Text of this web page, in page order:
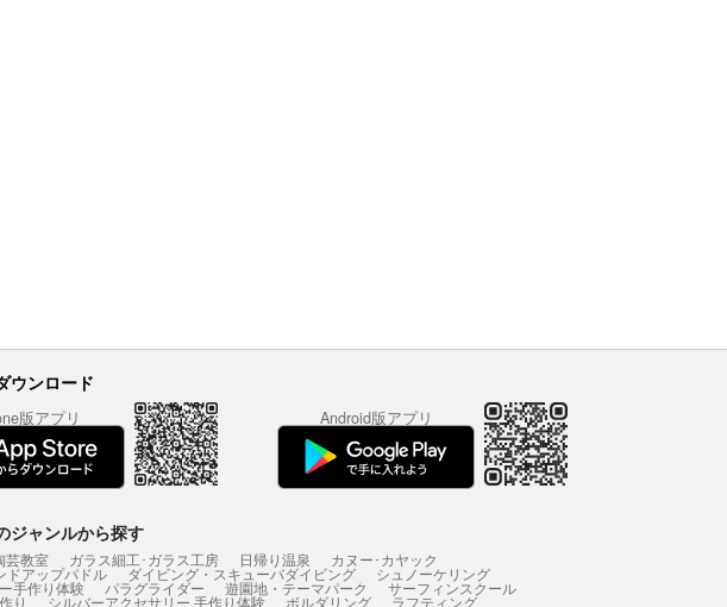
ウンロード
版アプリ Android版アプリ
ジャンルから探す
芸教室 ガラス細工･ガラス工房 日帰り温泉 カヌー･カヤック
ドアップパドル ダイビング・スキューバダイビング シュノーケリング
手作り体験 パラグライダー 遊園地・テーマパーク サーフィンスクール
り シルバーアクセサリー 手作り体験 ボルダリング ラフティング